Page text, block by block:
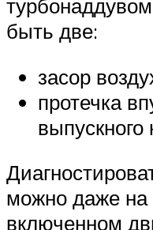
быть две:
засор
протечка
выпускного
можно даже
включенном